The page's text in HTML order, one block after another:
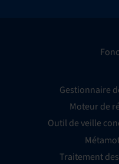
Gestionnaire
Moteur de
Outil de veille
Traitement